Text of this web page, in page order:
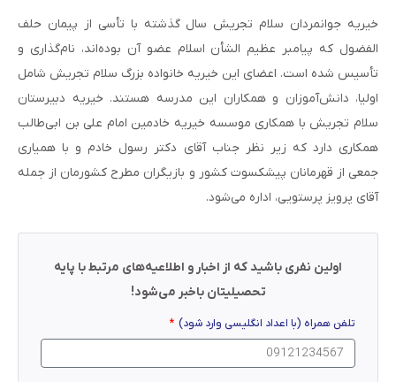
خیریه جوانمردان سلام تجریش سال گذشته با تأسی از پیمان حلف
الفضول که پیامبر عظیم الشأن اسلام عضو آن بوده‌اند، نام‌گذاری و
تأسیس شده است. اعضای این خیریه خانواده بزرگ سلام تجریش شامل
اولیا، دانش‌آموزان و همکاران این مدرسه هستند. خیریه دبیرستان
سلام تجریش با همکاری موسسه خیریه خادمین امام علی بن ابی‌طالب
همکاری دارد که زیر نظر جناب آقای دکتر رسول خادم و با همیاری
جمعی از قهرمانان پیشکسوت کشور و بازیگران مطرح کشورمان از جمله
آقای پرویز پرستویی، اداره می‌شود.
اولین نفری باشید که از اخبار و اطلاعیه‌های مرتبط با پایه
تحصیلیتان باخبر می‌شود!
تلفن همراه (با اعداد انگلیسی وارد شود)